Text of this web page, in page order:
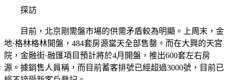
探訪
目前，北京剛需盤市場的供需矛盾較為明顯。上周末，金
地·格林格林開盤，484套房源當天全部售罄。而在大興的天宮
院，金融街·融匯項目預計將於4月開盤，推出600套左右房
源。據銷售人員稱，而目前蓄客排號已經超過3000號，目前已